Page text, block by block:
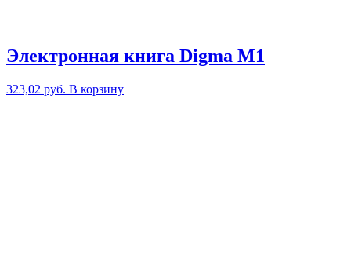
Электронная книга Digma M1
323,02 руб. В корзину